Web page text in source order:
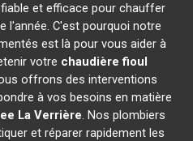
fiable et efficace pour chauffer
l'année. C'est pourquoi notre
est là pour vous aider à
votre chaudière fioul
offrons des interventions
à vos besoins en matière
La Verrière. Nos plombiers
et réparer rapidement les